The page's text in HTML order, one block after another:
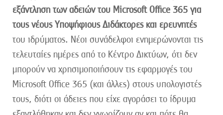
εξάντληση των αδειών του Microsoft Office 365 για
τους νέους Υποψήφιους Διδάκτορες και ερευνητές
του ιδρύματος. Νέοι συνάδελφοι ενημερώνονται τις
τελευταίες ημέρες από το Κέντρο Δικτύων, ότι δεν
μπορούν να χρησιμοποιήσουν τις εφαρμογές του
Microsoft Office 365 (και άλλες) στους υπολογιστές
τους, διότι οι άδειες που είχε αγοράσει το ίδρυμα